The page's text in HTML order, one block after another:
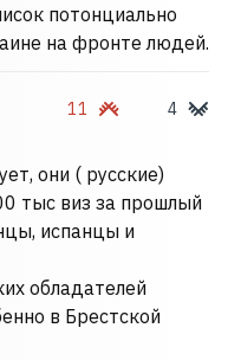
потонциально
на фронте людей.
11 4
они ( русские)
тыс виз за прошлый
испанцы и
обладателей
в Брестской